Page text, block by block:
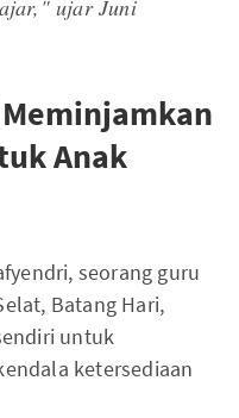
ujar Juni
Anak
seorang guru
Batang Hari,
untuk
ketersediaan